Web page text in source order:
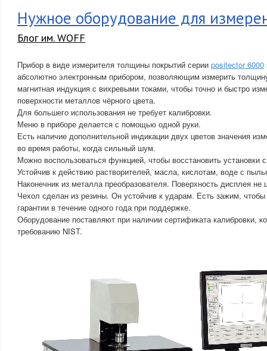
Нужное оборудование для
Блог им. WOFF
Прибор в виде измерителя толщины покрытий серии positector 6000
абсолютно электронным прибором, позволяющим измерить
магнитная индукция с вихревыми токами, чтобы точно и быстро
поверхности металлов чёрного цвета.
Для большего использования не требует калибровки.
Меню в приборе делается с помощью одной руки.
Есть наличие дополнительной индикации двух цветов значения
во время работы, когда сильный шум.
Можно воспользоваться функцией, чтобы восстановить установки
Устойчив к действию растворителей, масла, кислотам, воде с
Наконечник из металла преобразователя. Поверхность дисплея не
Чехол сделан из резины. Он устойчив к ударам. Есть зажим,
гарантии в течение одного года при поддержке.
Оборудование поставляют при наличии сертификата калибровки,
требованию NIST.